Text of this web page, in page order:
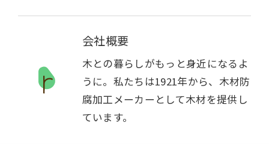
会社概要
木との暮らしがもっと身近になるよ
うに。私たちは1921年から、木材防
腐加工メーカーとして木材を提供し
ています。